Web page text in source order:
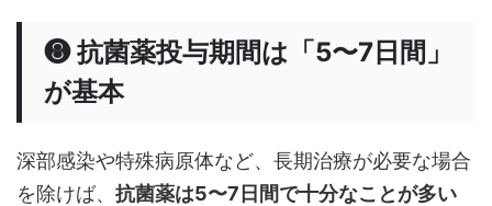
❽ 抗菌薬投与期間は「5〜7日間」
が基本
深部感染や特殊病原体など、長期治療が必要な場合
を除けば、 抗菌薬は5〜7日間で十分なことが多い